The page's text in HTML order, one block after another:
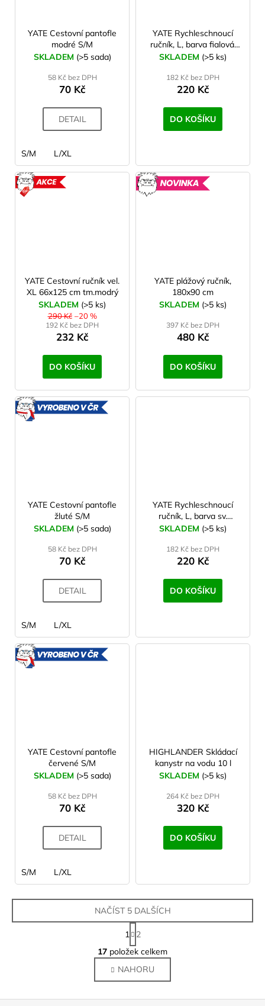
YATE Cestovní pantofle
modré S/M
SKLADEM (>5 sada)
58 Kč bez DPH
70 Kč
DETAIL
S/M L/XL
YATE Rychleschnoucí
ručník, L, barva fialová,
60x90 cm
SKLADEM (>5 ks)
182 Kč bez DPH
220 Kč
DO KOŠÍKU
YATE Cestovní ručník vel.
XL 66x125 cm tm.modrý
SKLADEM (>5 ks)
290 Kč –20 %
192 Kč bez DPH
232 Kč
DO KOŠÍKU
YATE plážový ručník,
180x90 cm
SKLADEM (>5 ks)
397 Kč bez DPH
480 Kč
DO KOŠÍKU
YATE Cestovní pantofle
žluté S/M
SKLADEM (>5 sada)
58 Kč bez DPH
70 Kč
DETAIL
S/M L/XL
YATE Rychleschnoucí
ručník, L, barva sv.
zelená, 60x90 cm
SKLADEM (>5 ks)
182 Kč bez DPH
220 Kč
DO KOŠÍKU
YATE Cestovní pantofle
červené S/M
SKLADEM (>5 sada)
58 Kč bez DPH
70 Kč
DETAIL
S/M L/XL
HIGHLANDER Skládací
kanystr na vodu 10 l
SKLADEM (>5 ks)
264 Kč bez DPH
320 Kč
DO KOŠÍKU
O
v
l
á
d
NAČÍST 5 DALŠÍCH
S
t
r
á
n
k
1
2
17 položek celkem
NAHORU